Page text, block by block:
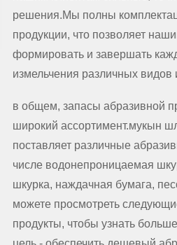
решения.Мы полны
продукции, что позволяет
формировать и завершать
измельчения различных видов
в общем, запасы абразивной
широкий ассортимент.мукын
поставляет различные
числе водонепроницаемая
шкурка, наждачная бумага,
можете просмотреть
продукты, чтобы узнать